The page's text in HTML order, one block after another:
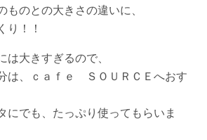
のとの大きさの違いに、
り！！
大きすぎるので、
は、ｃａｆｅ ＳＯＵＲＣＥへおす
にでも、たっぷり使ってもらいま